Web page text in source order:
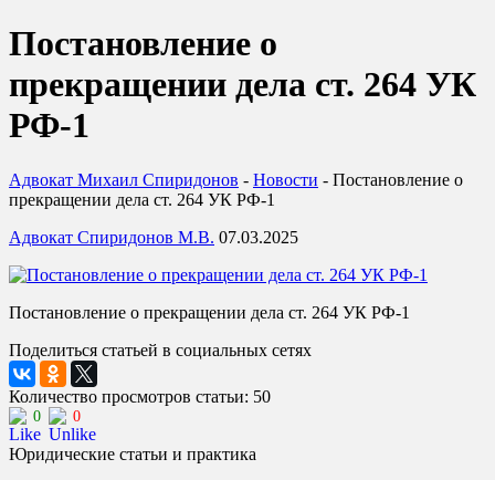
Постановление о
прекращении дела ст. 264 УК
РФ-1
Адвокат Михаил Спиридонов - Новости - Постановление о
прекращении дела ст. 264 УК РФ-1
Адвокат Спиридонов М.В. 07.03.2025
Постановление о прекращении дела ст. 264 УК РФ-1
Поделиться статьей в социальных сетях
Количество просмотров статьи: 50
0 0
Юридические статьи и практика